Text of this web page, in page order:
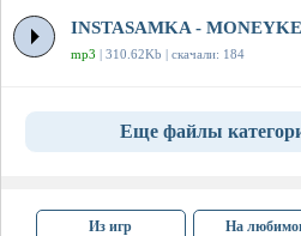
INSTASAMKA -
mp3 | 310.62Kb | скачали: 184
Еще файлы
Из игр На